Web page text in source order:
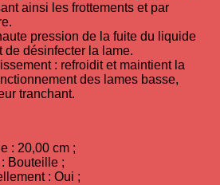
ainsi les frottements et par
pression de la fuite du liquide
de désinfecter la lame.
: refroidit et maintient la
des lames basse,
tranchant.
: 20,00 cm ;
Bouteille ;
: Oui ;